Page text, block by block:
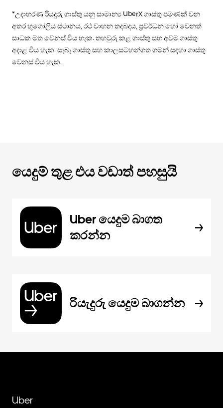
*උදාහරණ රියදුරු ගාස්තු යනු සාමාන්‍ය UberX ගාස්තු පමණක් වන
අතර භූගෝලීය ස්ථානය, රථ වාහන තදබදය, ප්‍රවර්ධන හෝ වෙනත්
සාධක මත වෙනස් විය හැක. තහවුරු කළ ගාස්තු සහ අවම ගාස්තු
අදාළ විය හැක. සැබෑ ගාස්තු සහ කාලසටහන්ගත ගමන් සඳහා ගාස්තු
වෙනස් විය හැක.
යෙදුම් තුළ එය වඩාත් පහසුයි
Uber යෙදුම බාගත
කරන්න
රියැදුරු යෙදුම බාගන්න
Uber